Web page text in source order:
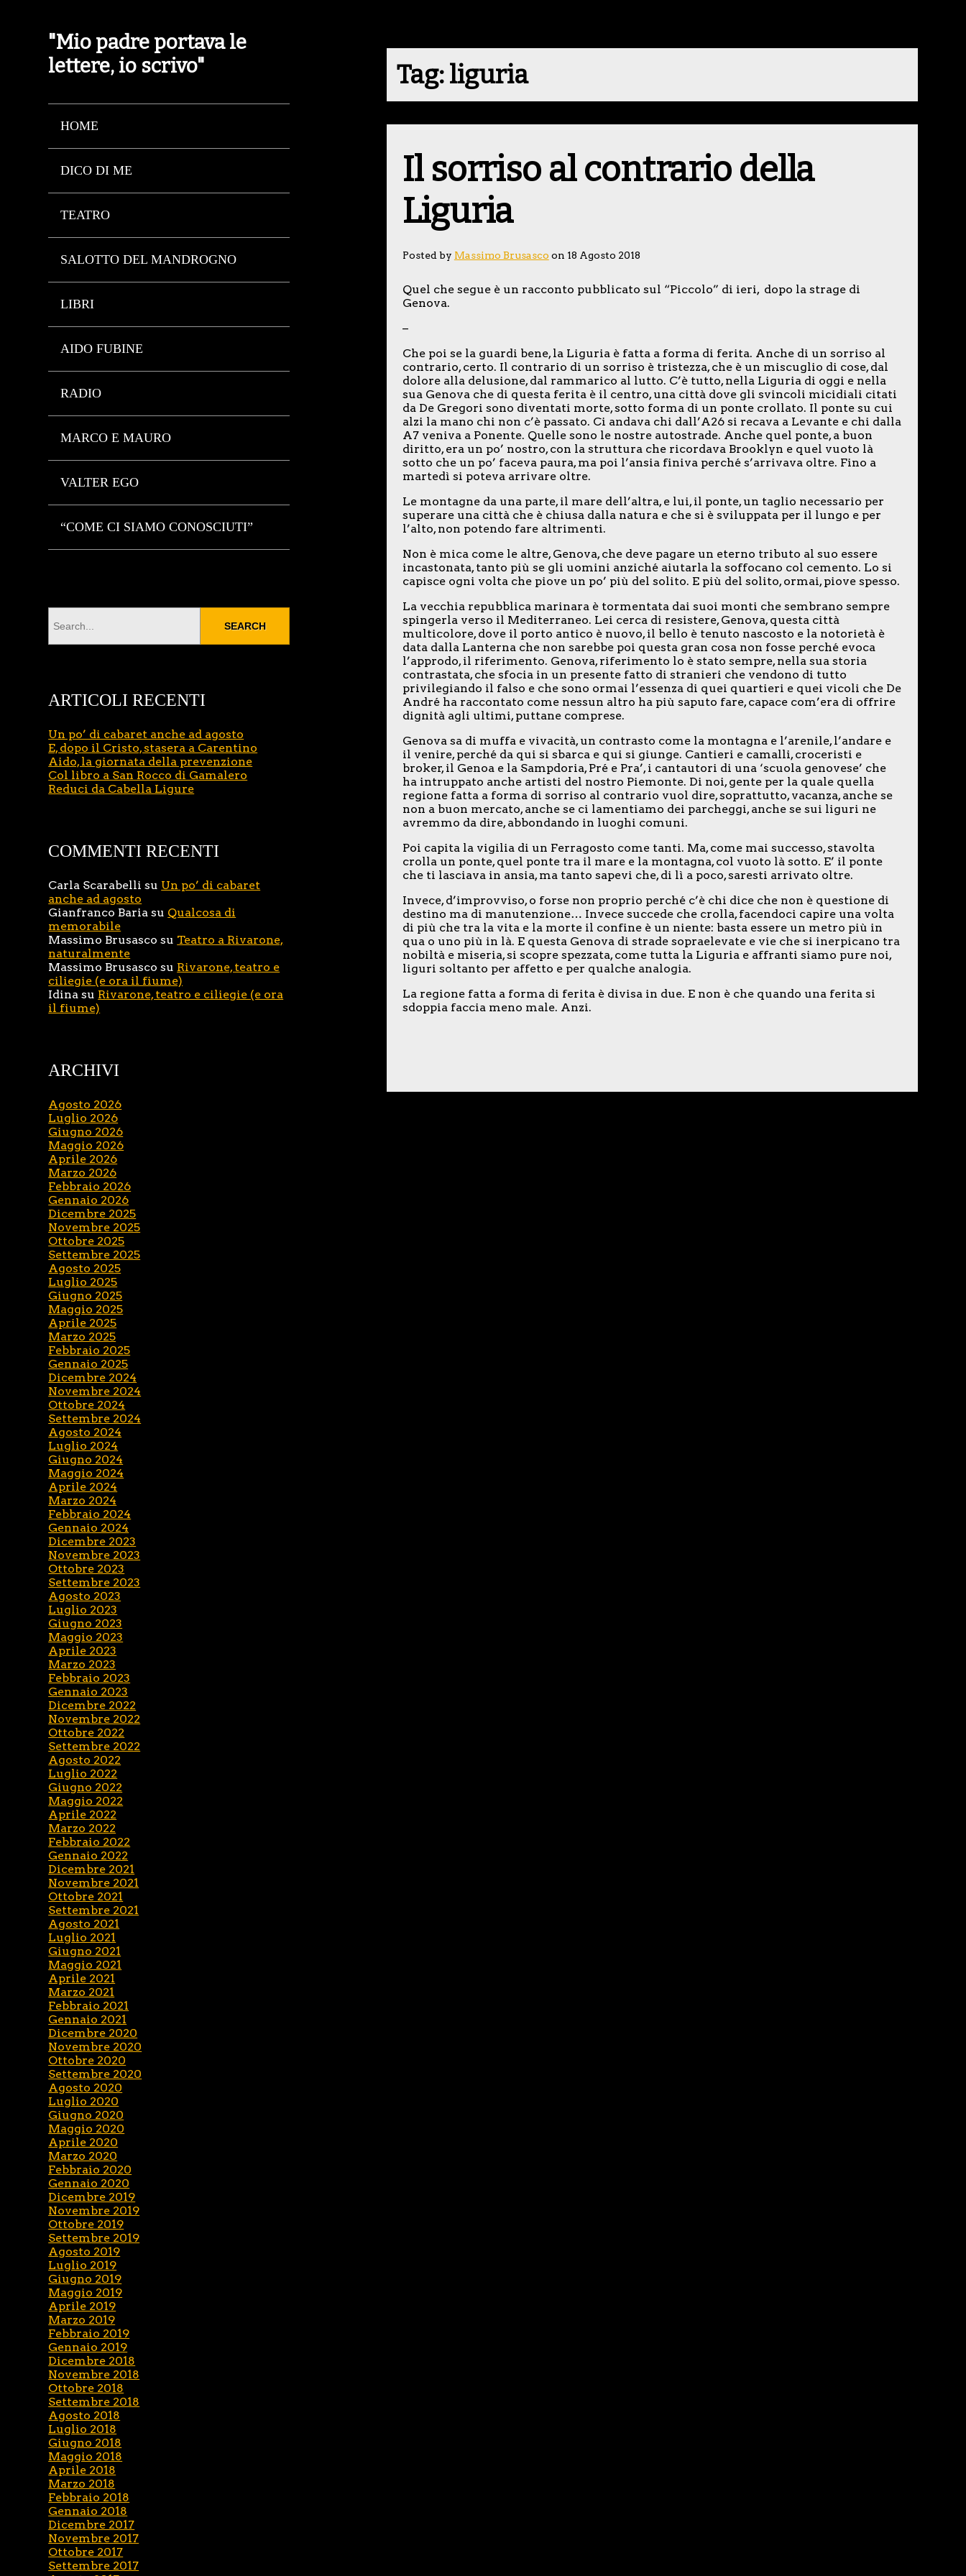
"Mio padre portava le
lettere, io scrivo"
HOME
DICO DI ME
TEATRO
SALOTTO DEL MANDROGNO
LIBRI
AIDO FUBINE
RADIO
MARCO E MAURO
VALTER EGO
“COME CI SIAMO CONOSCIUTI”
Tag:liguria
Il sorriso al contrario della
Liguria
Posted by Massimo Brusasco on 18 Agosto 2018
Quel che segue è un racconto pubblicato sul “Piccolo” di ieri, dopo la strage di
Genova.
–
Che poi se la guardi bene, la Liguria è fatta a forma di ferita. Anche di un sorriso al
contrario, certo. Il contrario di un sorriso è tristezza, che è un miscuglio di cose, dal
dolore alla delusione, dal rammarico al lutto. C’è tutto, nella Liguria di oggi e nella
sua Genova che di questa ferita è il centro, una città dove gli svincoli micidiali citati
da De Gregori sono diventati morte, sotto forma di un ponte crollato. Il ponte su cui
alzi la mano chi non c’è passato. Ci andava chi dall’A26 si recava a Levante e chi dalla
A7 veniva a Ponente. Quelle sono le nostre autostrade. Anche quel ponte, a buon
diritto, era un po’ nostro, con la struttura che ricordava Brooklyn e quel vuoto là
sotto che un po’ faceva paura, ma poi l’ansia finiva perché s’arrivava oltre. Fino a
martedì si poteva arrivare oltre.
Le montagne da una parte, il mare dell’altra, e lui, il ponte, un taglio necessario per
superare una città che è chiusa dalla natura e che si è sviluppata per il lungo e per
l’alto, non potendo fare altrimenti.
Non è mica come le altre, Genova, che deve pagare un eterno tributo al suo essere
incastonata, tanto più se gli uomini anziché aiutarla la soffocano col cemento. Lo si
capisce ogni volta che piove un po’ più del solito. E più del solito, ormai, piove spesso.
La vecchia repubblica marinara è tormentata dai suoi monti che sembrano sempre
spingerla verso il Mediterraneo. Lei cerca di resistere, Genova, questa città
multicolore, dove il porto antico è nuovo, il bello è tenuto nascosto e la notorietà è
data dalla Lanterna che non sarebbe poi questa gran cosa non fosse perché evoca
l’approdo, il riferimento. Genova, riferimento lo è stato sempre, nella sua storia
contrastata, che sfocia in un presente fatto di stranieri che vendono di tutto
privilegiando il falso e che sono ormai l’essenza di quei quartieri e quei vicoli che De
André ha raccontato come nessun altro ha più saputo fare, capace com’era di offrire
dignità agli ultimi, puttane comprese.
Genova sa di muffa e vivacità, un contrasto come la montagna e l’arenile, l’andare e
il venire, perché da qui si sbarca e qui si giunge. Cantieri e camalli, croceristi e
broker, il Genoa e la Sampdoria, Pré e Pra’, i cantautori di una ‘scuola genovese’ che
ha intruppato anche artisti del nostro Piemonte. Di noi, gente per la quale quella
regione fatta a forma di sorriso al contrario vuol dire, soprattutto, vacanza, anche se
non a buon mercato, anche se ci lamentiamo dei parcheggi, anche se sui liguri ne
avremmo da dire, abbondando in luoghi comuni.
Poi capita la vigilia di un Ferragosto come tanti. Ma, come mai successo, stavolta
crolla un ponte, quel ponte tra il mare e la montagna, col vuoto là sotto. E’ il ponte
che ti lasciava in ansia, ma tanto sapevi che, di lì a poco, saresti arrivato oltre.
Invece, d’improvviso, o forse non proprio perché c’è chi dice che non è questione di
destino ma di manutenzione… Invece succede che crolla, facendoci capire una volta
di più che tra la vita e la morte il confine è un niente: basta essere un metro più in
qua o uno più in là. E questa Genova di strade sopraelevate e vie che si inerpicano tra
nobiltà e miseria, si scopre spezzata, come tutta la Liguria e affranti siamo pure noi,
liguri soltanto per affetto e per qualche analogia.
La regione fatta a forma di ferita è divisa in due. E non è che quando una ferita si
sdoppia faccia meno male. Anzi.
ARTICOLI RECENTI
Un po’ di cabaret anche ad agosto
E, dopo il Cristo, stasera a Carentino
Aido, la giornata della prevenzione
Col libro a San Rocco di Gamalero
Reduci da Cabella Ligure
COMMENTI RECENTI
Carla Scarabelli su Un po’ di cabaret
anche ad agosto
Gianfranco Baria su Qualcosa di
memorabile
Massimo Brusasco su Teatro a Rivarone,
naturalmente
Massimo Brusasco su Rivarone, teatro e
ciliegie (e ora il fiume)
Idina su Rivarone, teatro e ciliegie (e ora
il fiume)
ARCHIVI
Agosto 2026
Luglio 2026
Giugno 2026
Maggio 2026
Aprile 2026
Marzo 2026
Febbraio 2026
Gennaio 2026
Dicembre 2025
Novembre 2025
Ottobre 2025
Settembre 2025
Agosto 2025
Luglio 2025
Giugno 2025
Maggio 2025
Aprile 2025
Marzo 2025
Febbraio 2025
Gennaio 2025
Dicembre 2024
Novembre 2024
Ottobre 2024
Settembre 2024
Agosto 2024
Luglio 2024
Giugno 2024
Maggio 2024
Aprile 2024
Marzo 2024
Febbraio 2024
Gennaio 2024
Dicembre 2023
Novembre 2023
Ottobre 2023
Settembre 2023
Agosto 2023
Luglio 2023
Giugno 2023
Maggio 2023
Aprile 2023
Marzo 2023
Febbraio 2023
Gennaio 2023
Dicembre 2022
Novembre 2022
Ottobre 2022
Settembre 2022
Agosto 2022
Luglio 2022
Giugno 2022
Maggio 2022
Aprile 2022
Marzo 2022
Febbraio 2022
Gennaio 2022
Dicembre 2021
Novembre 2021
Ottobre 2021
Settembre 2021
Agosto 2021
Luglio 2021
Giugno 2021
Maggio 2021
Aprile 2021
Marzo 2021
Febbraio 2021
Gennaio 2021
Dicembre 2020
Novembre 2020
Ottobre 2020
Settembre 2020
Agosto 2020
Luglio 2020
Giugno 2020
Maggio 2020
Aprile 2020
Marzo 2020
Febbraio 2020
Gennaio 2020
Dicembre 2019
Novembre 2019
Ottobre 2019
Settembre 2019
Agosto 2019
Luglio 2019
Giugno 2019
Maggio 2019
Aprile 2019
Marzo 2019
Febbraio 2019
Gennaio 2019
Dicembre 2018
Novembre 2018
Ottobre 2018
Settembre 2018
Agosto 2018
Luglio 2018
Giugno 2018
Maggio 2018
Aprile 2018
Marzo 2018
Febbraio 2018
Gennaio 2018
Dicembre 2017
Novembre 2017
Ottobre 2017
Settembre 2017